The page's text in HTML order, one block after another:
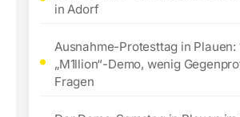
in Adorf
Ausnahme-Protesttag in Plauen:
„M1llion“-Demo, wenig
Fragen